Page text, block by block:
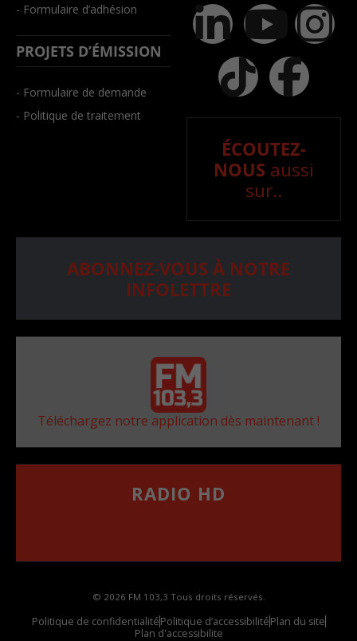
- Formulaire d’adhésion
PROJETS D’ÉMISSION
- Formulaire de demande
- Politique de traitement
ÉCOUTEZ-
NOUS aussi
sur..
ABONNEZ-VOUS À NOTRE
INFOLETTRE
Téléchargez notre application dès maintenant !
RADIO HD
© 2026 FM 103,3 Tous droits réservés.
Politique de confidentialitéPolitique d’accessibilitéPlan du site
Plan d'accessibilite